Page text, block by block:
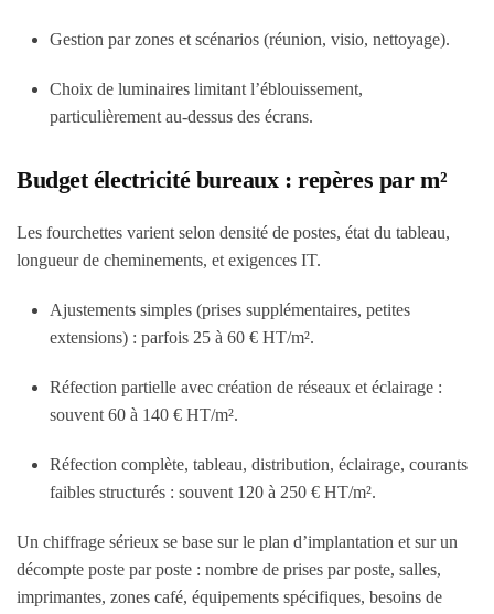
Gestion par zones et scénarios (réunion, visio, nettoyage).
Choix de luminaires limitant l’éblouissement,
particulièrement au-dessus des écrans.
Budget électricité bureaux : repères par m²
Les fourchettes varient selon densité de postes, état du tableau,
longueur de cheminements, et exigences IT.
Ajustements simples (prises supplémentaires, petites
extensions) : parfois 25 à 60 € HT/m².
Réfection partielle avec création de réseaux et éclairage :
souvent 60 à 140 € HT/m².
Réfection complète, tableau, distribution, éclairage, courants
faibles structurés : souvent 120 à 250 € HT/m².
Un chiffrage sérieux se base sur le plan d’implantation et sur un
décompte poste par poste : nombre de prises par poste, salles,
imprimantes, zones café, équipements spécifiques, besoins de